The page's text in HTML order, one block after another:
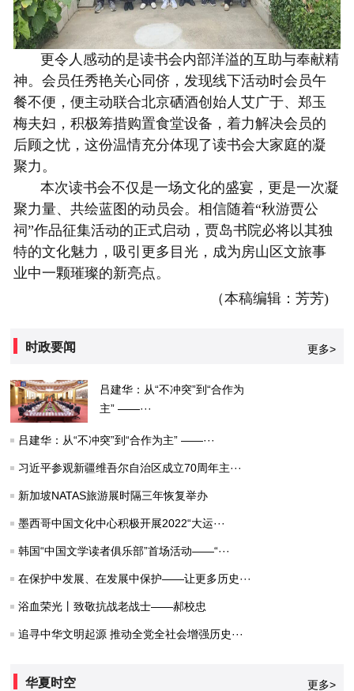
更令人感动的是读书会内部洋溢的互助与奉献精
神。会员任秀艳关心同侪，发现线下活动时会员午
餐不便，便主动联合北京硒酒创始人艾广于、郑玉
梅夫妇，积极筹措购置食堂设备，着力解决会员的
后顾之忧，这份温情充分体现了读书会大家庭的凝
聚力。
本次读书会不仅是一场文化的盛宴，更是一次凝
聚力量、共绘蓝图的动员会。相信随着“秋游贾公
祠”作品征集活动的正式启动，贾岛书院必将以其独
特的文化魅力，吸引更多目光，成为房山区文旅事
业中一颗璀璨的新亮点。
（本稿编辑：芳芳)
时政要闻 更多>
吕建华：从“不冲突”到“合作为
主” ——···
吕建华：从“不冲突”到“合作为主” ——···
习近平参观新疆维吾尔自治区成立70周年主···
新加坡NATAS旅游展时隔三年恢复举办
墨西哥中国文化中心积极开展2022“大运···
韩国“中国文学读者俱乐部”首场活动——“···
在保护中发展、在发展中保护——让更多历史···
浴血荣光丨致敬抗战老战士——郝校忠
追寻中华文明起源 推动全党全社会增强历史···
华夏时空 更多>